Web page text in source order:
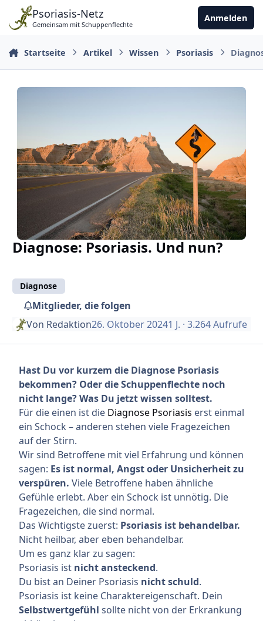
Zu Inhalt springen
Psoriasis-Netz
Gemeinsam mit Schuppenflechte
Anmelden
Startseite Artikel Wissen Psoriasis
Diagnose: Psoriasis. Und nun?
Diagnose
Mitglieder, die folgen
Von Redaktion26. Oktober 20241 J. · 3.264 Aufrufe
Hast Du vor kurzem die Diagnose Psoriasis
bekommen? Oder die Schuppenflechte noch
nicht lange? Was Du jetzt wissen solltest.
Für die einen ist die Diagnose Psoriasis erst einmal
ein Schock – anderen stehen viele Fragezeichen
auf der Stirn.
Wir sind Betroffene mit viel Erfahrung und können
sagen: Es ist normal, Angst oder Unsicherheit zu
verspüren. Viele Betroffene haben ähnliche
Gefühle erlebt. Aber ein Schock ist unnötig. Die
Fragezeichen, die sind normal.
Das Wichtigste zuerst: Psoriasis ist behandelbar.
Nicht heilbar, aber eben behandelbar.
Um es ganz klar zu sagen:
Psoriasis ist nicht ansteckend.
Du bist an Deiner Psoriasis nicht schuld.
Psoriasis ist keine Charaktereigenschaft. Dein
Selbstwertgefühl sollte nicht von der Erkrankung